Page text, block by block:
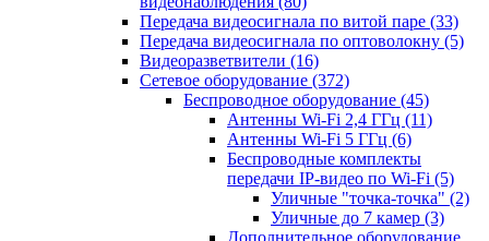
Передача видеосигнала по витой паре (33)
Передача видеосигнала по оптоволокну (5)
Видеоразветвители (16)
Сетевое оборудование (372)
Беспроводное оборудование (45)
Антенны Wi-Fi 2,4 ГГц (11)
Антенны Wi-Fi 5 ГГц (6)
Беспроводные комплекты
передачи IP-видео по Wi-Fi (5)
Уличные "точка-точка" (2)
Уличные до 7 камер (3)
Дополнительное оборудование